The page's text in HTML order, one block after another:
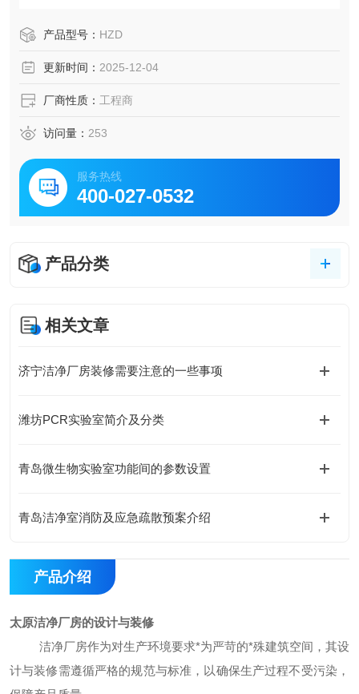
产品型号： HZD
更新时间： 2025-12-04
厂商性质： 工程商
访问量： 253
服务热线
400-027-0532
产品分类
相关文章
济宁洁净厂房装修需要注意的一些事项
潍坊PCR实验室简介及分类
青岛微生物实验室功能间的参数设置
青岛洁净室消防及应急疏散预案介绍
产品介绍
太原洁净厂房的设计与装修
洁净厂房作为对生产环境要求*为严苛的*殊建筑空间，其设
计与装修需遵循严格的规范与标准，以确保生产过程不受污染，